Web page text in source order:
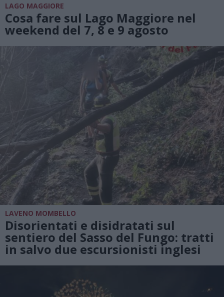
LAGO MAGGIORE
Cosa fare sul Lago Maggiore nel
weekend del 7, 8 e 9 agosto
LAVENO MOMBELLO
Disorientati e disidratati sul
sentiero del Sasso del Fungo: tratti
in salvo due escursionisti inglesi